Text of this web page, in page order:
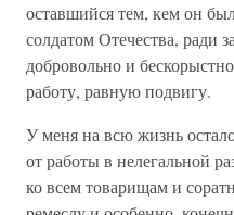
оставшийся тем, кем он
солдатом Отечества, ради
добровольно и
работу, равную подвигу.
У меня на всю жизнь
от работы в нелегальной
ко всем товарищам и